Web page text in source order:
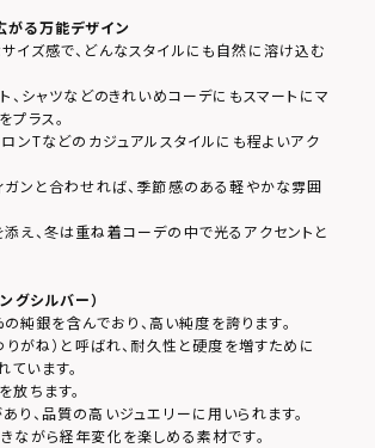
がる万能デザイン
イズ感で、どんなスタイルにも自然に溶け込む
ト、シャツなどのきれいめコーデにもスマートにマ
プラス。
ロンTなどのカジュアルスタイルにも程よいアク
ガンと合わせれば、季節感のある軽やかな雰囲
え、冬は重ね着コーデの中で光るアクセントと
グシルバー）
純銀を含んでおり、高い純度を誇ります。
りがね）と呼ばれ、耐久性と硬度を増すために
います。
放ちます。
り、品質の高いジュエリーに用いられます。
ながら経年変化を楽しめる素材です。